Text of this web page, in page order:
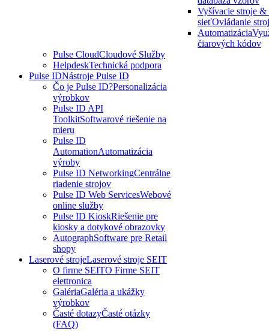
Vyšívacie stroje
sieťOvládanie
Automatizácia
čiarových kódov
Pulse CloudCloudové Služby
HelpdeskTechnická podpora
Pulse IDNástroje Pulse ID
Čo je Pulse ID?Personalizácia
výrobkov
Pulse ID API
ToolkitSoftwarové riešenie na
mieru
Pulse ID
AutomationAutomatizácia
výroby
Pulse ID NetworkingCentrálne
riadenie strojov
Pulse ID Web ServicesWebové
online služby
Pulse ID KioskRiešenie pre
kiosky a dotykové obrazovky
AutographSoftware pre Retail
shopy
Laserové strojeLaserové stroje SEIT
O firme SEITO Firme SEIT
elettronica
GalériaGaléria a ukážky
výrobkov
Časté dotazyČasté otázky
(FAQ)